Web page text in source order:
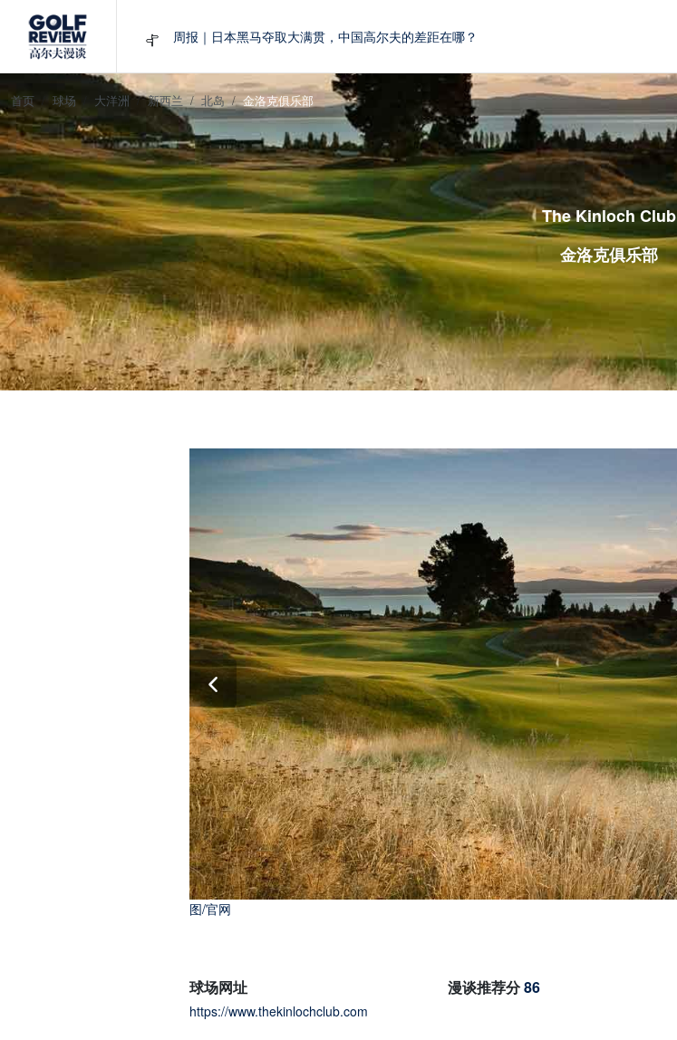
大满贯球场设置的演变和期许
周报｜亚巡“换码头”，果岭脱鞋抗议的乌龙
查莉·赫尔：不断制造“麻烦”的流量明星
周报｜日本黑马夺取大满贯，中国高尔夫的差距在哪？
首页 球场 大洋洲 新西兰 北岛 金洛克俱乐部
The Kinloch Club
金洛克俱乐部
图/官网
球场网址
https://www.thekinlochclub.com
漫谈推荐分86